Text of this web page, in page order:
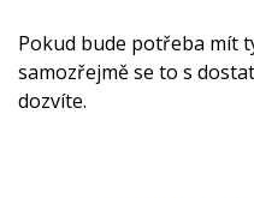
Pokud bude potřeba mít
samozřejmě se to s
dozvíte.